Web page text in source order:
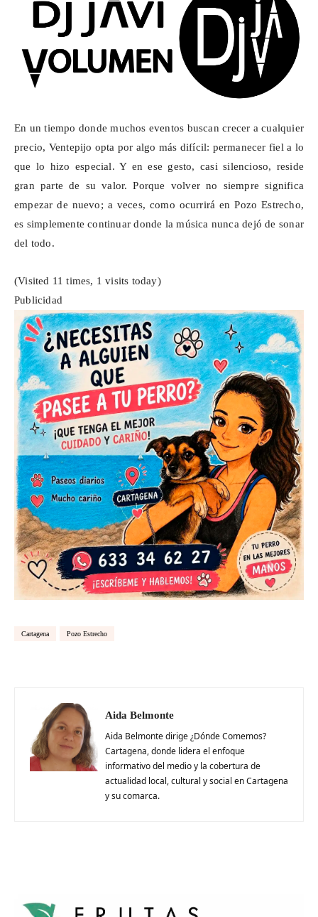
En un tiempo donde muchos eventos buscan crecer a cualquier
precio, Ventepijo opta por algo más difícil: permanecer fiel a lo
que lo hizo especial. Y en ese gesto, casi silencioso, reside
gran parte de su valor. Porque volver no siempre significa
empezar de nuevo; a veces, como ocurrirá en Pozo Estrecho,
es simplemente continuar donde la música nunca dejó de sonar
del todo.
(Visited 11 times, 1 visits today)
Publicidad
Cartagena Pozo Estrecho
Aida Belmonte
Aida Belmonte dirige ¿Dónde Comemos?
Cartagena, donde lidera el enfoque
informativo del medio y la cobertura de
actualidad local, cultural y social en Cartagena
y su comarca.